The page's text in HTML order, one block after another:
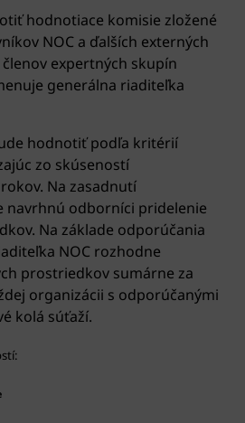
hodnotiace komisie zložené
NOC a ďalších externých
expertných skupín
generálna riaditeľka
hodnotiť podľa kritérií
zo skúseností
Na zasadnutí
navrhnú odborníci pridelenie
Na základe odporúčania
NOC rozhodne
prostriedkov sumárne za
organizácii s odporúčanými
kolá súťaží.